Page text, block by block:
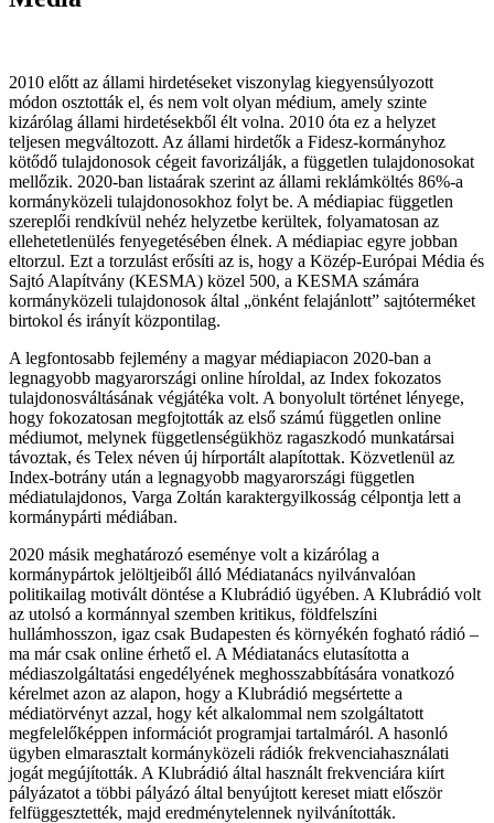
2010 előtt az állami hirdetéseket viszonylag kiegyensúlyozott
módon osztották el, és nem volt olyan médium, amely szinte
kizárólag állami hirdetésekből élt volna. 2010 óta ez a helyzet
teljesen megváltozott. Az állami hirdetők a Fidesz-kormányhoz
kötődő tulajdonosok cégeit favorizálják, a független tulajdonosokat
mellőzik. 2020-ban listaárak szerint az állami reklámköltés 86%-a
kormányközeli tulajdonosokhoz folyt be. A médiapiac független
szereplői rendkívül nehéz helyzetbe kerültek, folyamatosan az
ellehetetlenülés fenyegetésében élnek. A médiapiac egyre jobban
eltorzul. Ezt a torzulást erősíti az is, hogy a Közép-Európai Média és
Sajtó Alapítvány (KESMA) közel 500, a KESMA számára
kormányközeli tulajdonosok által „önként felajánlott” sajtóterméket
birtokol és irányít központilag.
A legfontosabb fejlemény a magyar médiapiacon 2020-ban a
legnagyobb magyarországi online híroldal, az Index fokozatos
tulajdonosváltásának végjátéka volt. A bonyolult történet lényege,
hogy fokozatosan megfojtották az első számú független online
médiumot, melynek függetlenségükhöz ragaszkodó munkatársai
távoztak, és Telex néven új hírportált alapítottak. Közvetlenül az
Index-botrány után a legnagyobb magyarországi független
médiatulajdonos, Varga Zoltán karaktergyilkosság célpontja lett a
kormánypárti médiában.
2020 másik meghatározó eseménye volt a kizárólag a
kormánypártok jelöltjeiből álló Médiatanács nyilvánvalóan
politikailag motivált döntése a Klubrádió ügyében. A Klubrádió volt
az utolsó a kormánnyal szemben kritikus, földfelszíni
hullámhosszon, igaz csak Budapesten és környékén fogható rádió –
ma már csak online érhető el. A Médiatanács elutasította a
médiaszolgáltatási engedélyének meghosszabbítására vonatkozó
kérelmet azon az alapon, hogy a Klubrádió megsértette a
médiatörvényt azzal, hogy két alkalommal nem szolgáltatott
megfelelőképpen információt programjai tartalmáról. A hasonló
ügyben elmarasztalt kormányközeli rádiók frekvenciahasználati
jogát megújították. A Klubrádió által használt frekvenciára kiírt
pályázatot a többi pályázó által benyújtott kereset miatt először
felfüggesztették, majd eredménytelennek nyilvánították.